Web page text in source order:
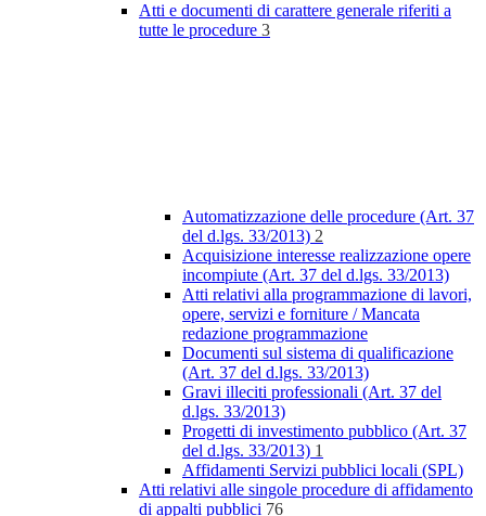
Atti e documenti di carattere generale riferiti a
tutte le procedure 3
Automatizzazione delle procedure (Art. 37
del d.lgs. 33/2013) 2
Acquisizione interesse realizzazione opere
incompiute (Art. 37 del d.lgs. 33/2013)
Atti relativi alla programmazione di lavori,
opere, servizi e forniture / Mancata
redazione programmazione
Documenti sul sistema di qualificazione
(Art. 37 del d.lgs. 33/2013)
Gravi illeciti professionali (Art. 37 del
d.lgs. 33/2013)
Progetti di investimento pubblico (Art. 37
del d.lgs. 33/2013) 1
Affidamenti Servizi pubblici locali (SPL)
Atti relativi alle singole procedure di affidamento
di appalti pubblici 76